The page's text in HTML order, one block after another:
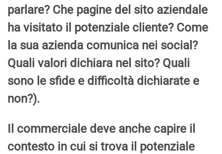
parlare? Che pagine del sito aziendale
ha visitato il potenziale cliente? Come
la sua azienda comunica nei social?
Quali valori dichiara nel sito? Quali
sono le sfide e difficoltà dichiarate e
non?).
Il commerciale deve anche capire il
contesto in cui si trova il potenziale